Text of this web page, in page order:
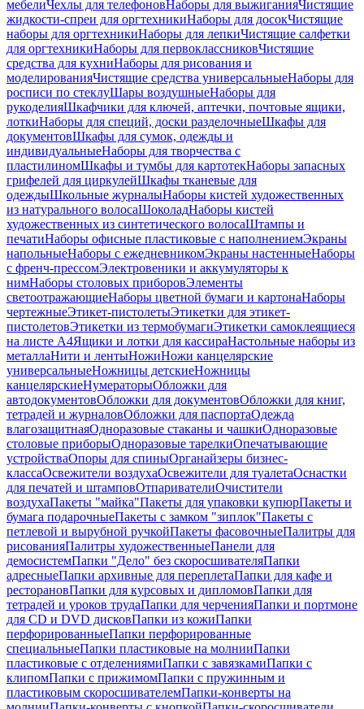
мебелиЧехлы для телефоновНаборы для выжиганияЧистящие
жидкости-спреи для оргтехникиНаборы для досокЧистящие
наборы для оргтехникиНаборы для лепкиЧистящие салфетки
для оргтехникиНаборы для первоклассниковЧистящие
средства для кухниНаборы для рисования и
моделированияЧистящие средства универсальныеНаборы для
росписи по стеклуШары воздушныеНаборы для
рукоделияШкафчики для ключей, аптечки, почтовые ящики,
лоткиНаборы для специй, доски разделочныеШкафы для
документовШкафы для сумок, одежды и
индивидуальныеНаборы для творчества с
пластилиномШкафы и тумбы для картотекНаборы запасных
грифелей для циркулейШкафы тканевые для
одеждыШкольные журналыНаборы кистей художественных
из натурального волосаШоколадНаборы кистей
художественных из синтетического волосаШтампы и
печатиНаборы офисные пластиковые с наполнениемЭкраны
напольныеНаборы с ежедневникомЭкраны настенныеНаборы
с френч-прессомЭлектровеники и аккумуляторы к
нимНаборы столовых приборовЭлементы
светоотражающиеНаборы цветной бумаги и картонаНаборы
чертежныеЭтикет-пистолетыЭтикетки для этикет-
пистолетовЭтикетки из термобумагиЭтикетки самоклеящиеся
на листе А4Ящики и лотки для кассираНастольные наборы из
металлаНити и лентыНожиНожи канцелярские
универсальныеНожницы детскиеНожницы
канцелярскиеНумераторыОбложки для
автодокументовОбложки для документовОбложки для книг,
тетрадей и журналовОбложки для паспортаОдежда
влагозащитнаяОдноразовые стаканы и чашкиОдноразовые
столовые приборыОдноразовые тарелкиОпечатывающие
устройстваОпоры для спиныОрганайзеры бизнес-
классаОсвежители воздухаОсвежители для туалетаОснастки
для печатей и штамповОтпаривателиОчистители
воздухаПакеты "майка"Пакеты для упаковки купюрПакеты и
бумага подарочныеПакеты с замком "зиплок"Пакеты с
петлевой и вырубной ручкойПакеты фасовочныеПалитры для
рисованияПалитры художественныеПанели для
демосистемПапки "Дело" без скоросшивателяПапки
адресныеПапки архивные для переплетаПапки для кафе и
ресторановПапки для курсовых и дипломовПапки для
тетрадей и уроков трудаПапки для черченияПапки и портмоне
для CD и DVD дисковПапки из кожиПапки
перфорированныеПапки перфорированные
специальныеПапки пластиковые на молнииПапки
пластиковые с отделениямиПапки с завязкамиПапки с
клипомПапки с прижимомПапки с пружинным и
пластиковым скоросшивателемПапки-конверты на